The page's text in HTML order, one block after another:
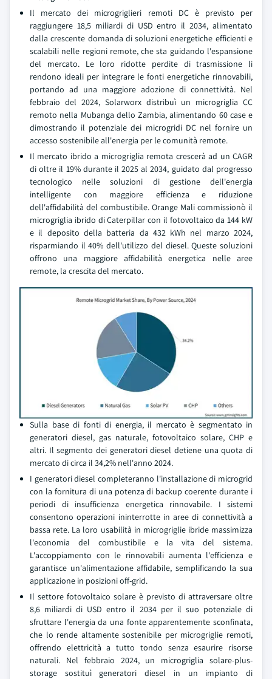
Il mercato dei microgriglieri remoti DC è previsto per
raggiungere 18,5 miliardi di USD entro il 2034, alimentato
dalla crescente domanda di soluzioni energetiche efficienti e
scalabili nelle regioni remote, che sta guidando l'espansione
del mercato. Le loro ridotte perdite di trasmissione li
rendono ideali per integrare le fonti energetiche rinnovabili,
portando ad una maggiore adozione di connettività. Nel
febbraio del 2024, Solarworx distribuì un microgriglia CC
remoto nella Mubanga dello Zambia, alimentando 60 case e
dimostrando il potenziale dei microgridi DC nel fornire un
accesso sostenibile all'energia per le comunità remote.
Il mercato ibrido a microgriglia remota crescerà ad un CAGR
di oltre il 19% durante il 2025 al 2034, guidato dal progresso
tecnologico nelle soluzioni di gestione dell'energia
intelligente con maggiore efficienza e riduzione
dell'affidabilità del combustibile. Orange Mali commissionò il
microgriglia ibrido di Caterpillar con il fotovoltaico da 144 kW
e il deposito della batteria da 432 kWh nel marzo 2024,
risparmiando il 40% dell'utilizzo del diesel. Queste soluzioni
offrono una maggiore affidabilità energetica nelle aree
remote, la crescita del mercato.
Sulla base di fonti di energia, il mercato è segmentato in
generatori diesel, gas naturale, fotovoltaico solare, CHP e
altri. Il segmento dei generatori diesel detiene una quota di
mercato di circa il 34,2% nell'anno 2024.
I generatori diesel completeranno l'installazione di microgrid
con la fornitura di una potenza di backup coerente durante i
periodi di insufficienza energetica rinnovabile. I sistemi
consentono operazioni ininterrotte in aree di connettività a
bassa rete. La loro usabilità in microgriglie ibride massimizza
l'economia del combustibile e la vita del sistema.
L'accoppiamento con le rinnovabili aumenta l'efficienza e
garantisce un'alimentazione affidabile, semplificando la sua
applicazione in posizioni off-grid.
Il settore fotovoltaico solare è previsto di attraversare oltre
8,6 miliardi di USD entro il 2034 per il suo potenziale di
sfruttare l'energia da una fonte apparentemente sconfinata,
che lo rende altamente sostenibile per microgriglie remoti,
offrendo elettricità a tutto tondo senza esaurire risorse
naturali. Nel febbraio 2024, un microgriglia solare-plus-
storage sostituì generatori diesel in un impianto di